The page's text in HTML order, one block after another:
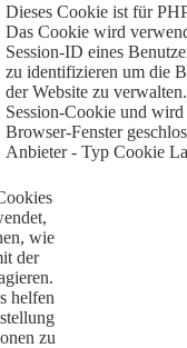
Dieses Cookie ist für
Das Cookie wird
Session-ID eines
zu identifizieren um die
der Website zu
Session-Cookie und
Browser-Fenster
Anbieter - Typ Cookie
wie
der
helfen
zu